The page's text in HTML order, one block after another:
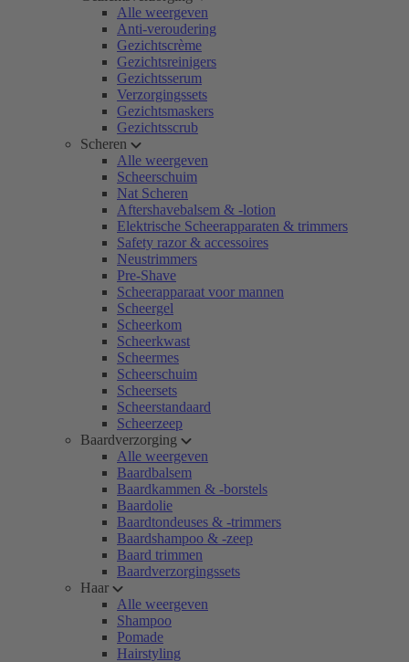
Alle weergeven
Anti-veroudering
Gezichtscrème
Gezichtsreinigers
Gezichtsserum
Verzorgingssets
Gezichtsmaskers
Gezichtsscrub
Scheren
Alle weergeven
Scheerschuim
Nat Scheren
Aftershavebalsem & -lotion
Elektrische Scheerapparaten & trimmers
Safety razor & accessoires
Neustrimmers
Pre-Shave
Scheerapparaat voor mannen
Scheergel
Scheerkom
Scheerkwast
Scheermes
Scheerschuim
Scheersets
Scheerstandaard
Scheerzeep
Baardverzorging
Alle weergeven
Baardbalsem
Baardkammen & -borstels
Baardolie
Baardtondeuses & -trimmers
Baardshampoo & -zeep
Baard trimmen
Baardverzorgingssets
Haar
Alle weergeven
Shampoo
Pomade
Hairstyling